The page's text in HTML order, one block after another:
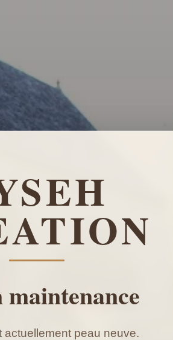
maintenance
actuellement peau neuve.